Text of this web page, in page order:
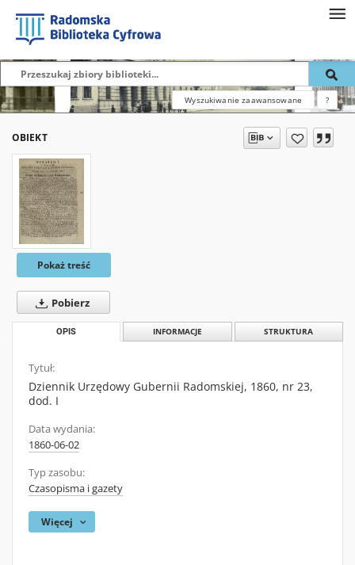
Wyszukiwanie zaawansowane ?
OBIEKT
Pokaż treść
Pobierz
OPIS INFORMACJE STRUKTURA
Tytuł:
Dziennik Urzędowy Gubernii Radomskiej, 1860, nr 23,
dod. I
Data wydania:
1860-06-02
Typ zasobu:
Czasopisma i gazety
Więcej